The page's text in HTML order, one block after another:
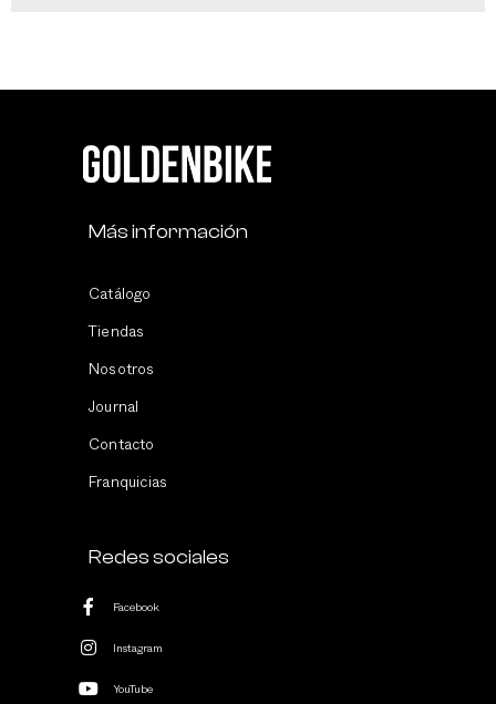
Más información
Catálogo
Tiendas
Nosotros
Journal
Contacto
Franquicias
Redes sociales
Facebook
Instagram
YouTube